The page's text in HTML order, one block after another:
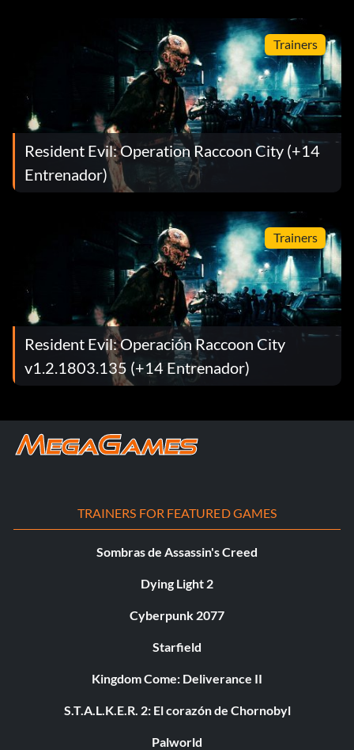
Trainers
Resident Evil: Operation Raccoon City (+14
Entrenador)
Trainers
Resident Evil: Operación Raccoon City
v1.2.1803.135 (+14 Entrenador)
TRAINERS FOR FEATURED GAMES
Sombras de Assassin's Creed
Dying Light 2
Cyberpunk 2077
Starfield
Kingdom Come: Deliverance II
S.T.A.L.K.E.R. 2: El corazón de Chornobyl
Palworld